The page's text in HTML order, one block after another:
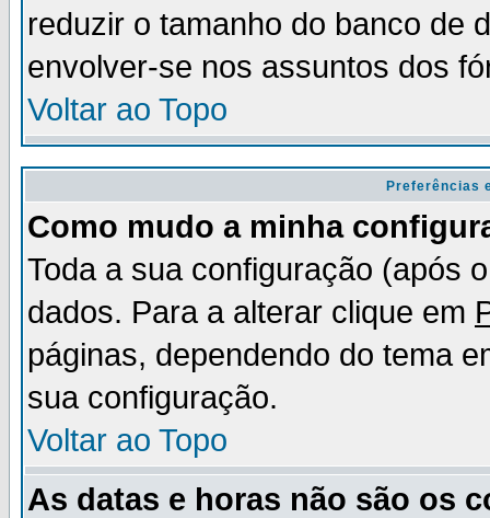
reduzir o tamanho do banco de
envolver-se nos assuntos dos
Voltar ao Topo
Preferências
Como mudo a minha
Toda a sua configuração (após
dados. Para a alterar clique em
páginas, dependendo do tema
sua configuração.
Voltar ao Topo
As datas e horas não são os